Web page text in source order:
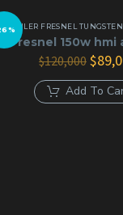
FRESNEL
Fresnel 150w hmi
$120,000 El
precio
era:
$
Add To